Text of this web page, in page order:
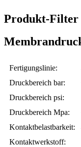
Produkt-Filter
Fertigungslinie:
Druckbereich bar:
Druckbereich psi:
Druckbereich Mpa:
Kontaktbelastbarkeit:
Kontaktwerkstoff: